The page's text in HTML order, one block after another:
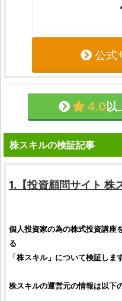
公式
4.0以
株スキルの検証記事
1.【投資顧問サイト 株
個人投資家の為の株式投資講座
る
「株スキル」について検証しま
株スキルの運営元の情報は以下